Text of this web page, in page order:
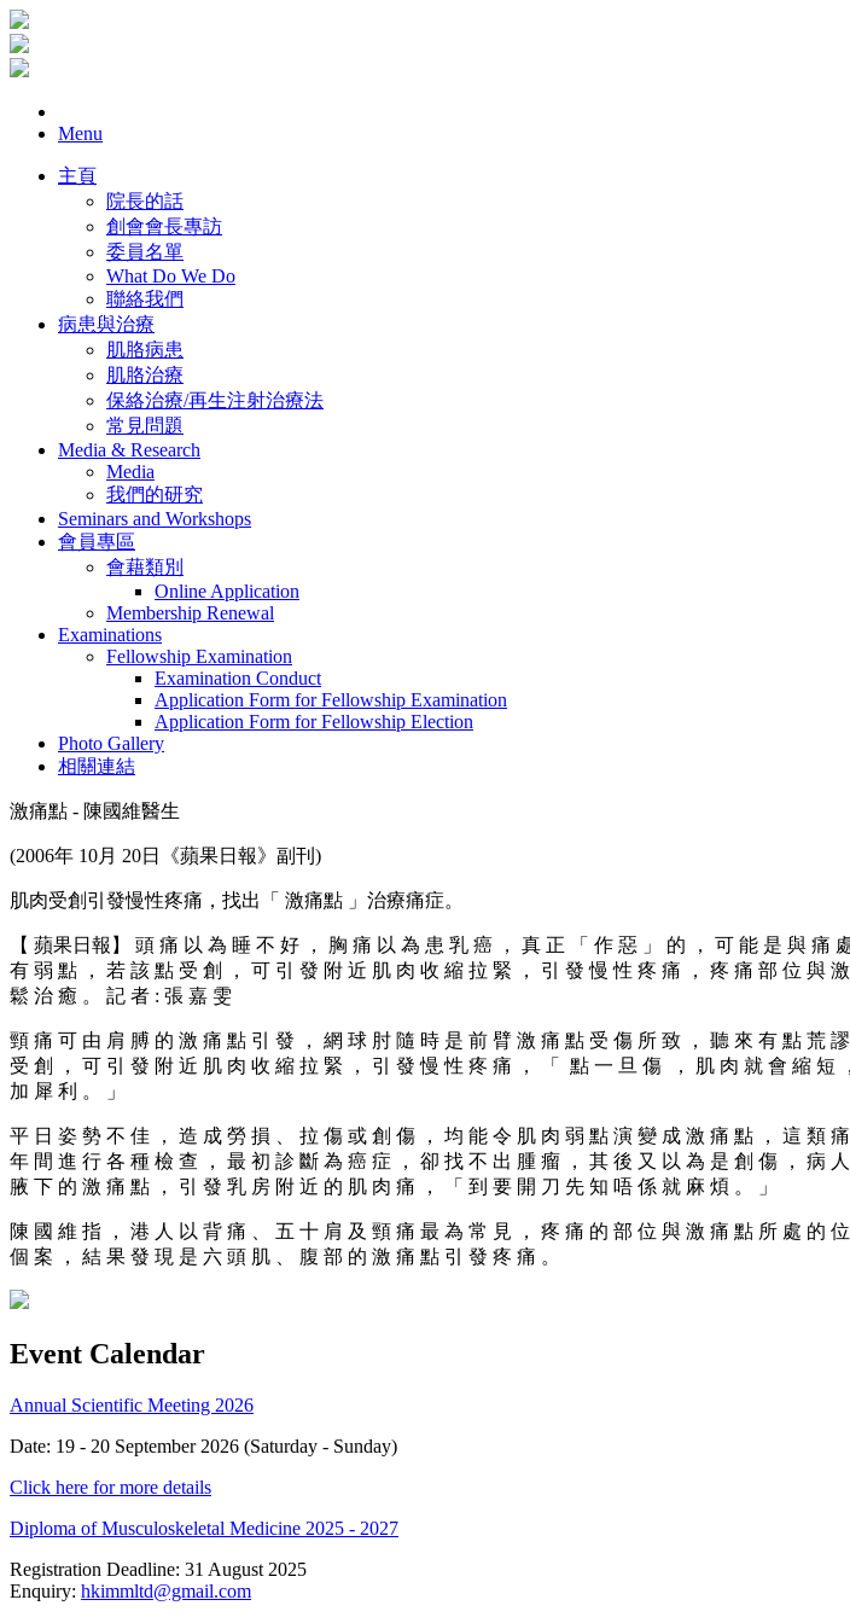
Menu
主頁
院長的話
創會會長專訪
委員名單
What Do We Do
聯絡我們
病患與治療
肌胳病患
肌胳治療
保絡治療/再生注射治療法
常見問題
Media & Research
Media
我們的研究
Seminars and Workshops
會員專區
會藉類別
Online Application
Membership Renewal
Examinations
Fellowship Examination
Examination Conduct
Application Form for Fellowship Examination
Application Form for Fellowship Election
Photo Gallery
相關連結
激痛點 - 陳國維醫生
(2006年 10月 20日《蘋果日報》副刊)
肌肉受創引發慢性疼痛，找出「 激痛點 」治療痛症。
【 蘋果日報】 頭 痛 以 為 睡 不 好 ， 胸 痛 以 為 患 乳 癌 ， 真 正 「 作 惡 」 的 ， 可 能 是 與
有 弱 點 ， 若 該 點 受 創 ， 可 引 發 附 近 肌 肉 收 縮 拉 緊 ， 引 發 慢 性 疼 痛 ， 疼 痛 部 位 與
鬆 治 癒 。 記 者 : 張 嘉 雯
頸 痛 可 由 肩 膊 的 激 痛 點 引 發 ， 網 球 肘 隨 時 是 前 臂 激 痛 點 受 傷 所 致 ， 聽 來 有 點 荒
受 創 ， 可 引 發 附 近 肌 肉 收 縮 拉 緊 ， 引 發 慢 性 疼 痛 ， 「 點 一 旦 傷 ， 肌 肉 就 會 縮
加 犀 利 。 」
平 日 姿 勢 不 佳 ， 造 成 勞 損 、 拉 傷 或 創 傷 ， 均 能 令 肌 肉 弱 點 演 變 成 激 痛 點 ， 這 類
年 間 進 行 各 種 檢 查 ， 最 初 診 斷 為 癌 症 ， 卻 找 不 出 腫 瘤 ， 其 後 又 以 為 是 創 傷 ， 病
腋 下 的 激 痛 點 ， 引 發 乳 房 附 近 的 肌 肉 痛 ， 「 到 要 開 刀 先 知 唔 係 就 麻 煩 。 」
陳 國 維 指 ， 港 人 以 背 痛 、 五 十 肩 及 頸 痛 最 為 常 見 ， 疼 痛 的 部 位 與 激 痛 點 所 處 的
個 案 ， 結 果 發 現 是 六 頭 肌 、 腹 部 的 激 痛 點 引 發 疼 痛 。
Event Calendar
Annual Scientific Meeting 2026
Date: 19 - 20 September 2026 (Saturday - Sunday)
Click here for more details
Diploma of Musculoskeletal Medicine 2025 - 2027
Registration Deadline: 31 August 2025
Enquiry: hkimmltd@gmail.com